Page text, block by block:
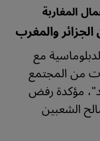
المغاربة
والمغرب
مع
من المجتمع
مؤكدة رفض
الشعبين